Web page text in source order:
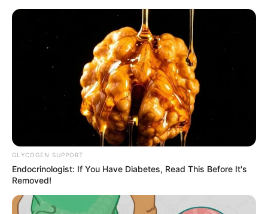
GLYCOGEN SUPPORT
Endocrinologist: If You Have Diabetes, Read This Before It's
Removed!